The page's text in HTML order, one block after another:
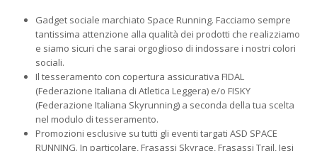
Gadget sociale marchiato Space Running. Facciamo sempre
tantissima attenzione alla qualità dei prodotti che realizziamo
e siamo sicuri che sarai orgoglioso di indossare i nostri colori
sociali.
Il tesseramento con copertura assicurativa FIDAL
(Federazione Italiana di Atletica Leggera) e/o FISKY
(Federazione Italiana Skyrunning) a seconda della tua scelta
nel modulo di tesseramento.
Promozioni esclusive su tutti gli eventi targati ASD SPACE
RUNNING. In particolare, Frasassi Skyrace, Frasassi Trail, Jesi